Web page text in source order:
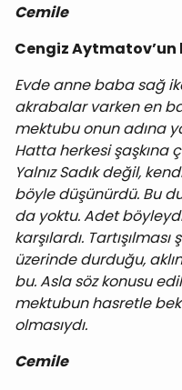
Cemile
Cengiz
Evde anne baba sağ
akrabalar varken en
mektubu onun adına
Hatta herkesi şaşkına
Yalnız Sadık değil,
böyle düşünürdü. Bu
da yoktu. Adet
karşılardı.
üzerinde durduğu,
bu. Asla söz konusu
mektubun hasretle
olmasıydı.
Cemile